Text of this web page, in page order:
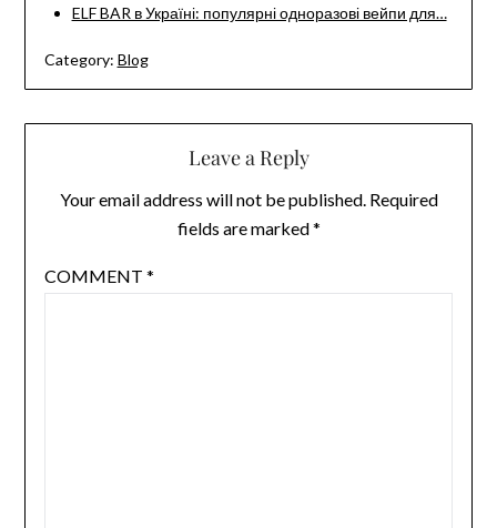
ELF BAR в Україні: популярні одноразові вейпи для…
Category: Blog
Leave a Reply
Your email address will not be published. Required
fields are marked*
COMMENT *